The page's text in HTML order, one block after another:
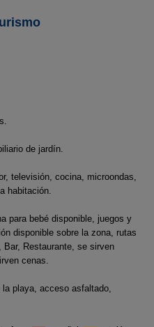
de jardín.
televisión, cocina, microondas,
habitación.
para bebé disponible, juegos y
disponible sobre la zona, rutas
Restaurante, se sirven
cenas.
playa, acceso asfaltado,